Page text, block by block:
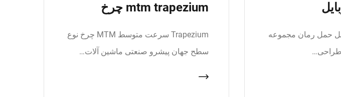
حمل رمان مجموعه
طراحی…
mtm trapezium چرخ
Trapezium سرعت متوسط MTM چرخ نوع
سطح جهان پیشرو صنعتی ماشین آلات…